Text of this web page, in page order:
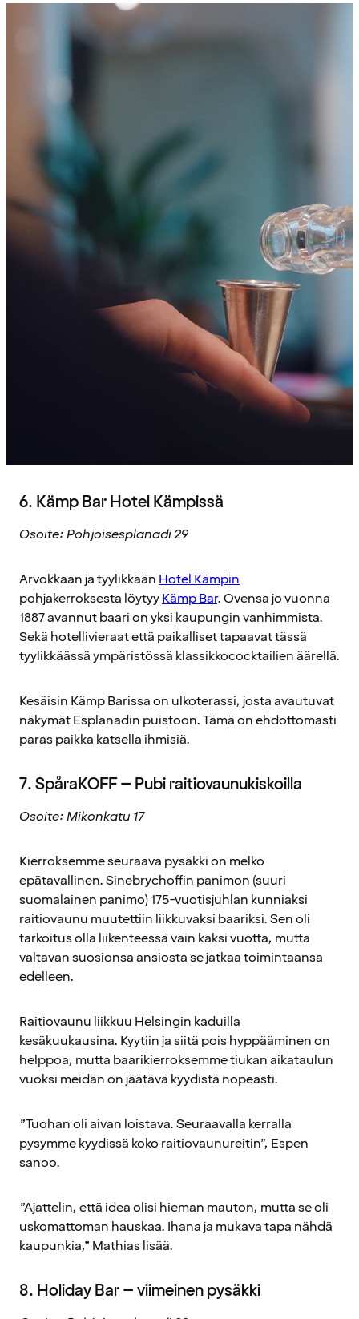
6. Kämp Bar Hotel Kämpissä
Osoite: Pohjoisesplanadi 29
Arvokkaan ja tyylikkään Hotel Kämpin
pohjakerroksesta löytyyKämp Bar. Ovensa jo vuonna
1887 avannut baari on yksi kaupungin vanhimmista.
Sekä hotellivieraat että paikalliset tapaavat tässä
tyylikkäässä ympäristössä klassikkococktailien äärellä.
Kesäisin Kämp Barissa on ulkoterassi, josta avautuvat
näkymät Esplanadin puistoon. Tämä on ehdottomasti
paras paikka katsella ihmisiä.
7. SpåraKOFF – Pubi raitiovaunukiskoilla
Osoite: Mikonkatu 17
Kierroksemme seuraava pysäkki on melko
epätavallinen. Sinebrychoffin panimon (suuri
suomalainen panimo) 175-vuotisjuhlan kunniaksi
raitiovaunu muutettiin liikkuvaksi baariksi. Sen oli
tarkoitus olla liikenteessä vain kaksi vuotta, mutta
valtavan suosionsa ansiosta se jatkaa toimintaansa
edelleen.
Raitiovaunu liikkuu Helsingin kaduilla
kesäkuukausina. Kyytiin ja siitä pois hyppääminen on
helppoa, mutta baarikierroksemme tiukan aikataulun
vuoksi meidän on jäätävä kyydistä nopeasti.
”Tuohan oli aivan loistava. Seuraavalla kerralla
pysymme kyydissä koko raitiovaunureitin”, Espen
sanoo.
”Ajattelin, että idea olisi hieman mauton, mutta se oli
uskomattoman hauskaa. Ihana ja mukava tapa nähdä
kaupunkia,” Mathias lisää.
8. Holiday Bar – viimeinen pysäkki